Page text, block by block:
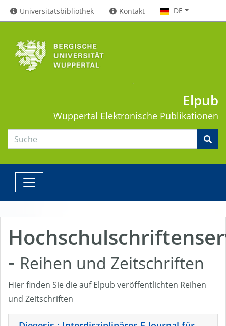
Universitätsbibliothek Kontakt DE
Elpub
Wuppertal Elektronische Publikationen
- Reihen und Zeitschriften
Hier finden Sie die auf Elpub veröffentlichten Reihen
und Zeitschriften